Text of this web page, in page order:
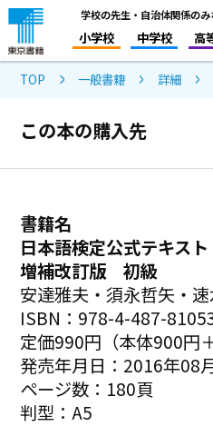
学校の先生・自治体関係のみ
小学校 中学校 高
TOP 一般書籍 詳細
この本の購入先
書籍名
日本語検定公式テキス
増補改訂版 初級
安達雅夫・須永哲矢・
ISBN：978-4-487-
定価990円（本体900円
発売年月日：2016年08
ページ数：180頁
判型：A5